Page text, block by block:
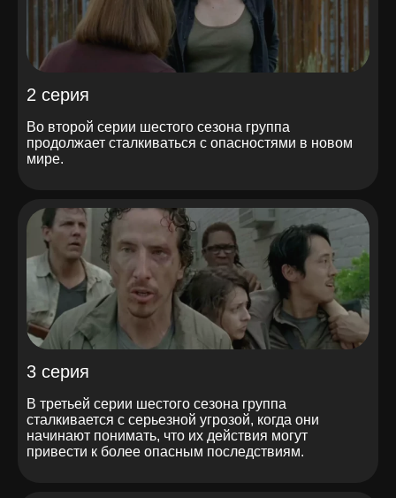
2 серия
Во второй серии шестого сезона группа
продолжает сталкиваться с опасностями в новом
мире.
3 серия
В третьей серии шестого сезона группа
сталкивается с серьезной угрозой, когда они
начинают понимать, что их действия могут
привести к более опасным последствиям.